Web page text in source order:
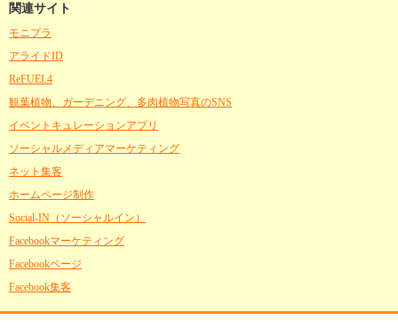
関連サイト
モニプラ
アライドID
ReFUEL4
観葉植物、ガーデニング、多肉植物写真のSNS
イベントキュレーションアプリ
ソーシャルメディアマーケティング
ネット集客
ホームページ制作
Social-IN（ソーシャルイン）
Facebookマーケティング
Facebookページ
Facebook集客